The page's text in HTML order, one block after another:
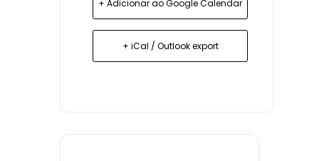
+ Adicionar ao Google Calendar
+ iCal / Outlook export